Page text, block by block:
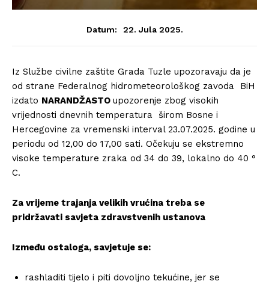
Datum: 22. Jula 2025.
Iz Službe civilne zaštite Grada Tuzle upozoravaju da je
od strane Federalnog hidrometeorološkog zavoda BiH
izdato NARANDŽASTO upozorenje zbog visokih
vrijednosti dnevnih temperatura širom Bosne i
Hercegovine za vremenski interval 23.07.2025. godine u
periodu od 12,00 do 17,00 sati. Očekuju se ekstremno
visoke temperature zraka od 34 do 39, lokalno do 40 °
C.
Za vrijeme trajanja velikih vrućina treba se
pridržavati savjeta zdravstvenih ustanova
Između ostaloga, savjetuje se:
rashladiti tijelo i piti dovoljno tekućine, jer se